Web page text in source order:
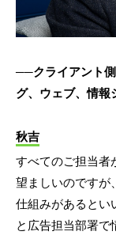
──クライアント
グ、ウェブ、情報
秋吉
すべてのご担当者
望ましいのですが
仕組みがあるとい
と広告担当部署で